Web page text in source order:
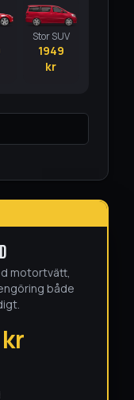
Stor SUV
1949
kr
motortvätt,
både
kr